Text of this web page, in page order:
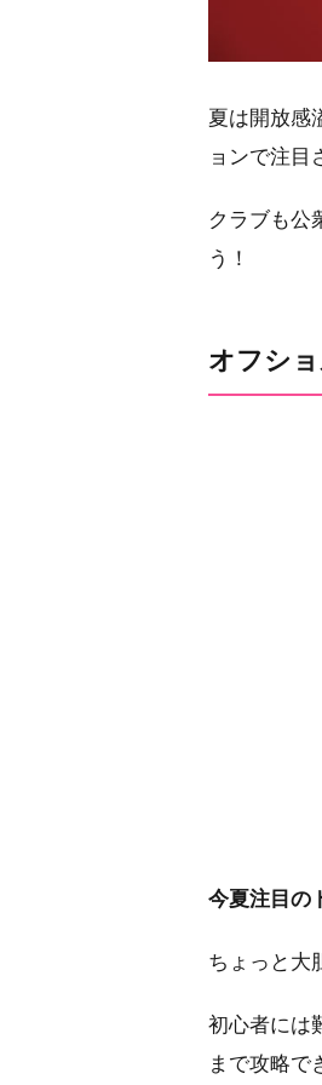
夏は開放感
ョンで注目
クラブも公
う！
オフシ
今夏注目の
ちょっと大
初心者には
まで攻略で